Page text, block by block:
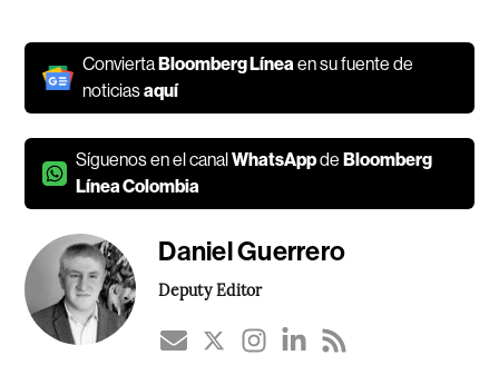
ConviertaBloomberg Líneaen su fuente de
noticiasaquí
Síguenos en el canalWhatsAppdeBloomberg
Línea Colombia
Daniel Guerrero
Deputy Editor